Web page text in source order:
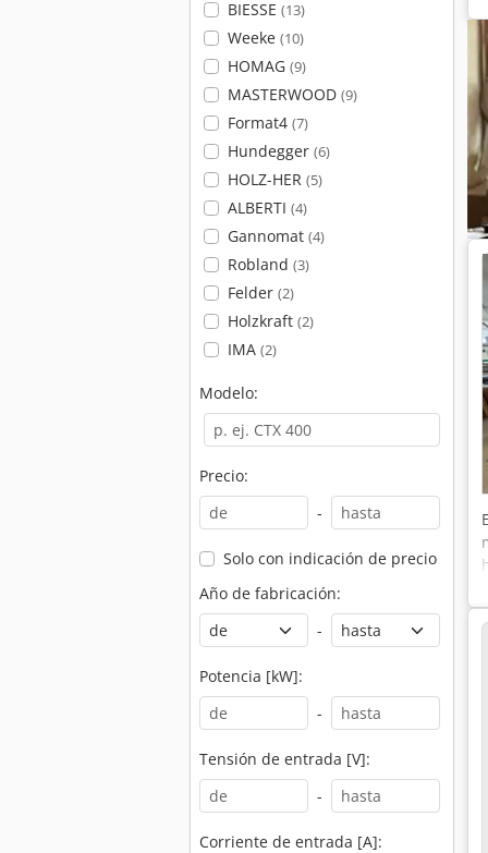
BIESSE (13)
Weeke (10)
HOMAG (9)
MASTERWOOD (9)
Format4 (7)
Hundegger (6)
HOLZ-HER (5)
ALBERTI (4)
Gannomat (4)
Robland (3)
Felder (2)
Holzkraft (2)
IMA (2)
Modelo:
Precio:
-
Solo con indicación de precio
Año de fabricación:
-
Potencia [kW]:
-
Tensión de entrada [V]:
-
Corriente de entrada [A]: